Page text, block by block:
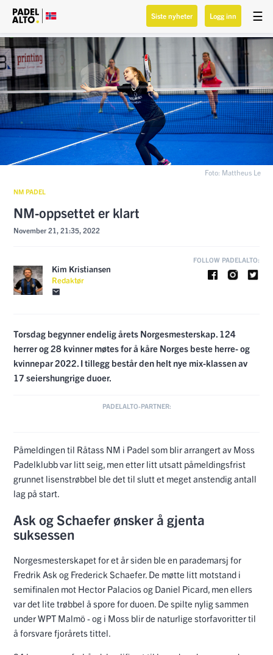
☰
Siste nyheter Logg inn
Foto: Mattheus Le
NM PADEL
NM-oppsettet er klart
November 21, 21:35, 2022
Kim Kristiansen
Redaktør
FOLLOW PADELALTO:
Torsdag begynner endelig årets Norgesmesterskap. 124
herrer og 28 kvinner møtes for å kåre Norges beste herre- og
kvinnepar 2022. I tillegg består den helt nye mix-klassen av
17 seiershungrige duoer.
Påmeldingen til Råtass NM i Padel som blir arrangert av Moss
Padelklubb var litt seig, men etter litt utsatt påmeldingsfrist
grunnet lisenstrøbbel ble det til slutt et meget anstendig antall
lag på start.
Ask og Schaefer ønsker å gjenta
suksessen
Norgesmesterskapet for et år siden ble en parademarsj for
Fredrik Ask og Frederick Schaefer. De møtte litt motstand i
semifinalen mot Hector Palacios og Daniel Picard, men ellers
var det lite trøbbel å spore for duoen. De spilte nylig sammen
under WPT Malmö - og i Moss blir de naturlige storfavoritter til
å forsvare fjorårets tittel.